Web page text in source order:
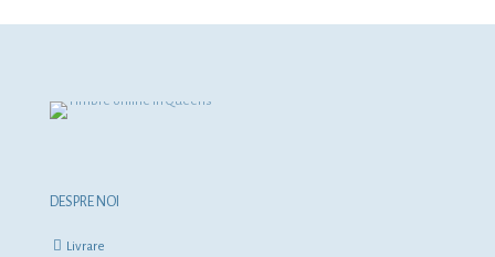
DESPRE NOI
Livrare